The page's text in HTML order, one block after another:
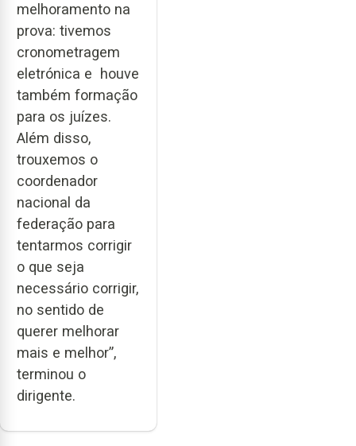
melhoramento na
prova: tivemos
cronometragem
eletrónica e houve
também formação
para os juízes.
Além disso,
trouxemos o
coordenador
nacional da
federação para
tentarmos corrigir
o que seja
necessário corrigir,
no sentido de
querer melhorar
mais e melhor”,
terminou o
dirigente.